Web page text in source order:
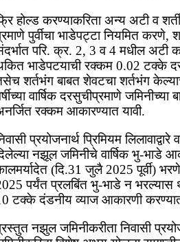
होल्ड करण्याकरिता अन्य अटी व
पुर्वीचा भाडेपट्टा नियमित
परि. क्र. 2, 3 व 4 मधील अटी
भाडेपटयाची रक्कम 0.02 टक्के
शर्तभंग बाबत शेवटचा शर्तभंग
वार्षिक दरसुचीप्रमाणे
रक्कम आकारण्यात यावी.
प्रयोजनार्थ प्रिमियम
नझूल जमिनीचे वार्षिक भु-भाडे
(दि.31 जुलै 2025 पूर्वी)
पर्यंत प्रलबिंत भु-भाडे न भरल्यास
टक्के दंडनीय व्याज आकारणी
नझुल जमिनीकरीता निवासी